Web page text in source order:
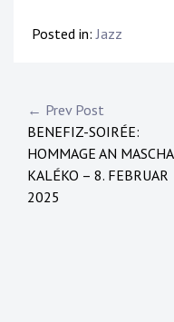
Posted in:Jazz
Post
navigation
← Prev Post
BENEFIZ-SOIRÉE:
HOMMAGE AN MASCHA
KALÉKO – 8. FEBRUAR
2025